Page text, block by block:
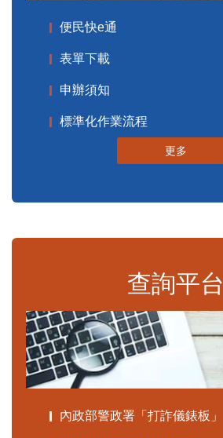
便民快e通
表單下載
申辦須知
標準化作業流程
更多
查詢平台
內政部警政署「打詐儀錶板」